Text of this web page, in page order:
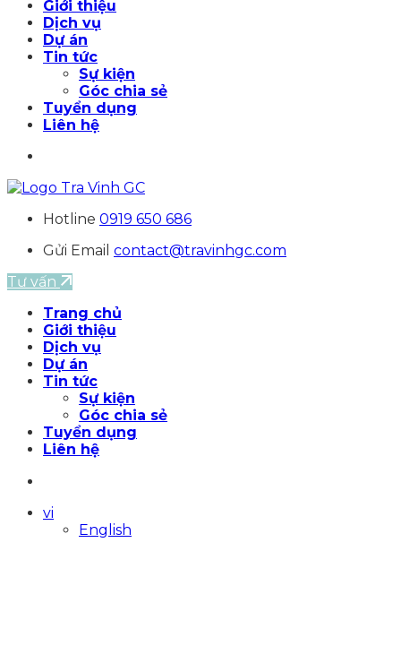
Giới thiệu
Dịch vụ
Dự án
Tin tức
Sự kiện
Góc chia sẻ
Tuyển dụng
Liên hệ
Hotline 0919 650 686
Gửi Email contact@travinhgc.com
Tư vấn
Trang chủ
Giới thiệu
Dịch vụ
Dự án
Tin tức
Sự kiện
Góc chia sẻ
Tuyển dụng
Liên hệ
vi
English